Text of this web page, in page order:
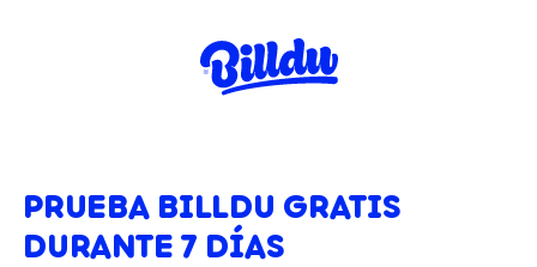
PRUEBA BILLDU GRATIS
DURANTE 7 DÍAS